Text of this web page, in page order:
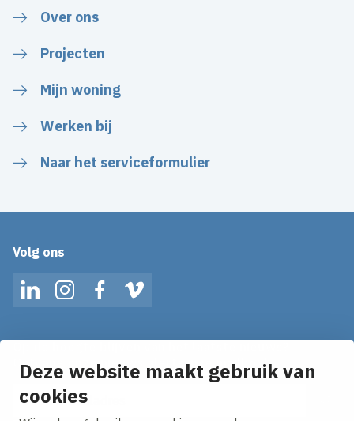
Deze website maakt gebruik van
cookies
Over ons
Projecten
Mijn woning
Werken bij
Naar het serviceformulier
Volg ons
LinkedInInstagramFacebookVimeo
Ontvang onze nieuws alerts in je mailbox!
E-mailadres